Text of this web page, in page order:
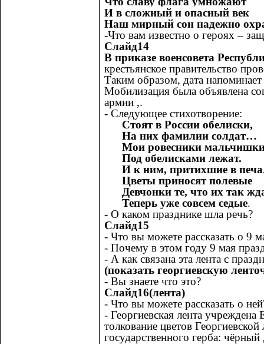
И в сложный и опасный век
Наш мирный сон надежно
-Что вам известно о героях –
Слайд14
В приказе военсовета
крестьянское правительство
Таким образом, дата
Мобилизация была объявлена
армии ,.
- Следующее стихотворение:
Стоят в России обелиски,
На них фамилии солдат…
Мои ровесники
Под обелисками лежат.
И к ним, притихшие в
Цветы приносят полевые
Девчонки те, что их так
Теперь уже совсем седые.
- О каком празднике шла речь?
Слайд15
- Что вы можете рассказать о 9
- Почему в этом году 9 мая
- А как связана эта лента с
(показать георгиевскую
- Вы знаете что это?
Слайд16(лента)
- Что вы можете рассказать о
- Георгиевская лента
толкование цветов
государственного герба: